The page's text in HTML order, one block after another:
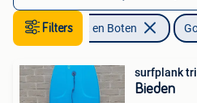
Filters
Watersport en Boten
surfplank
Bieden